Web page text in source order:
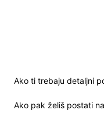
Ako ti trebaju detaljni
Ako pak želiš postati